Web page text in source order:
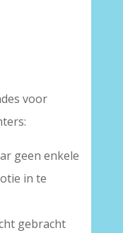
voor
geen enkele
in te
gebracht